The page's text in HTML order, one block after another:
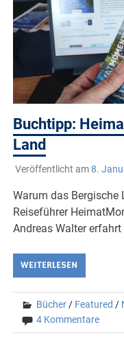
Buchtipp:
Land
Veröffentlicht am8.
Warum das Bergische
Reiseführer
Andreas Walter
WEITERLESEN
Bücher / Featured /
4 Kommentare